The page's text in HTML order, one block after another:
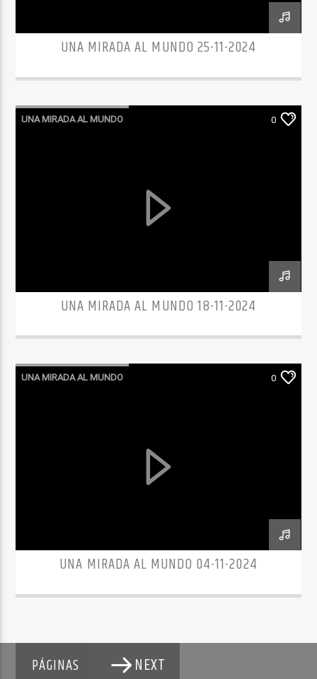
UNA MIRADA AL MUNDO 25-11-2024
UNA MIRADA AL MUNDO 0
UNA MIRADA AL MUNDO 18-11-2024
UNA MIRADA AL MUNDO 0
UNA MIRADA AL MUNDO 04-11-2024
PÁGINAS NEXT